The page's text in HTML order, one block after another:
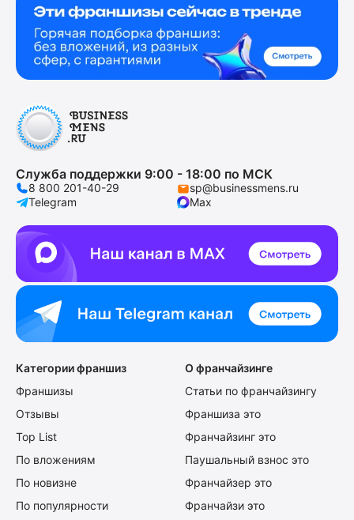
Служба поддержки 9:00 - 18:00 по МСК
8 800 201-40-29
sp@businessmens.ru
Telegram
Max
Категории франшиз
Франшизы
Отзывы
Top List
По вложениям
По новизне
По популярности
О франчайзинге
Статьи по франчайзингу
Франшиза это
Франчайзинг это
Паушальный взнос это
Франчайзер это
Франчайзи это